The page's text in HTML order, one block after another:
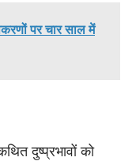
पर चार साल में
दुष्प्रभावों को